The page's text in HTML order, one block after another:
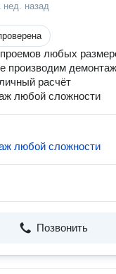
нед. назад
любых
производим
расчёт
любой сложности
любой сложности
Позвонить